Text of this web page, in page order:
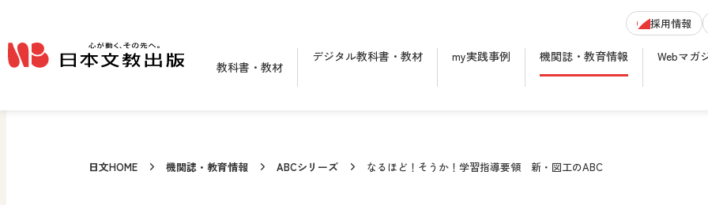
採用情報
教科書・教材
デジタル教科書・教材 my実践事例 機関誌・教育情報 Webマガ
日文HOME 機関誌・教育情報 ABCシリーズ なるほど！そうか！学習指導要領 新・図工のABC